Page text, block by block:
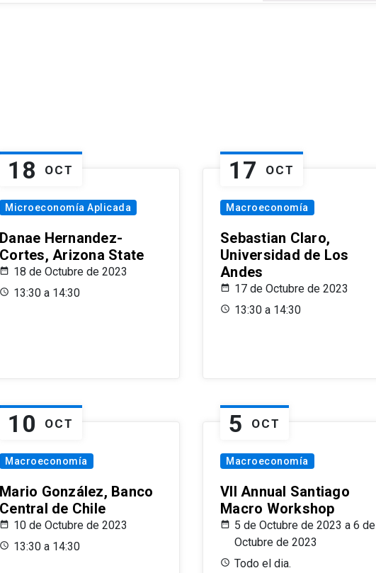
18 OCT
Microeconomía Aplicada
Danae Hernandez-
Cortes, Arizona State
18 de Octubre de 2023
13:30 a 14:30
17 OCT
Macroeconomía
Sebastian Claro,
Universidad de Los
Andes
17 de Octubre de 2023
13:30 a 14:30
10 OCT
Macroeconomía
Mario González, Banco
Central de Chile
10 de Octubre de 2023
13:30 a 14:30
5 OCT
Macroeconomía
VII Annual Santiago
Macro Workshop
5 de Octubre de 2023 a 6 de
Octubre de 2023
Todo el dia.